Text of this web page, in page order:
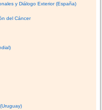
y Diálogo Exterior (España)
del Cáncer